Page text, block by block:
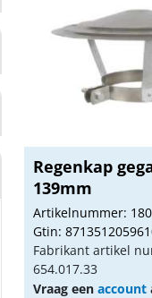
Regenkap
139mm
Artikelnummer:
Gtin:
Fabrikant artikel
654.017.33
Vraag een account